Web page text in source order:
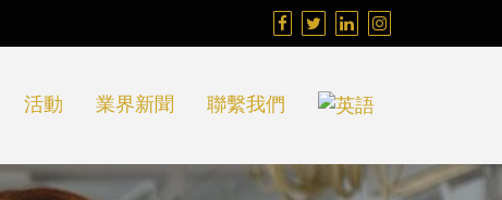
活動 業界新聞 聯繫我們